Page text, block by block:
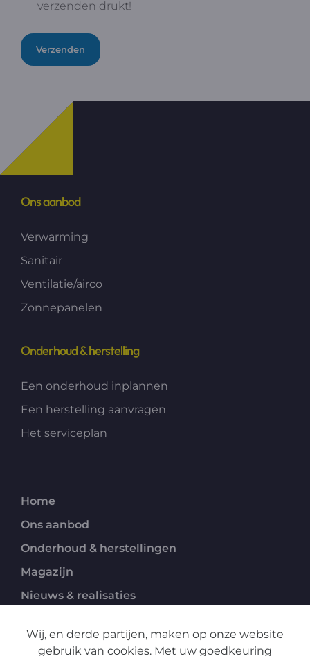
verzenden drukt!
Verzenden
Home
Ons aanbod
Onderhoud & herstellingen
Magazijn
Nieuws & realisaties
Contact
Ons aanbod
Verwarming
Sanitair
Ventilatie/airco
Zonnepanelen
Onderhoud & herstelling
Een onderhoud inplannen
Een herstelling aanvragen
Het serviceplan
Wij, en derde partijen, maken op onze website
gebruik van cookies. Met uw goedkeuring